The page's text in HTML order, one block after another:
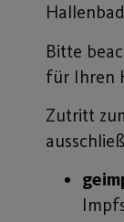
Bitte
für Ihren
Zutritt